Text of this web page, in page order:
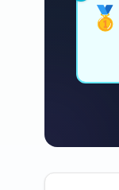
🥇